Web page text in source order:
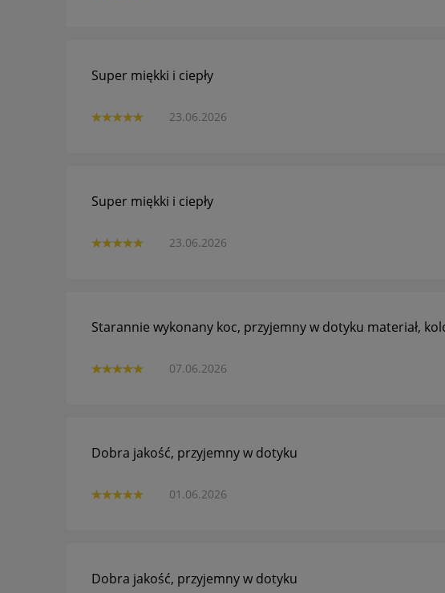
23.06.2026
Super miękki i ciepły
23.06.2026
Super miękki i ciepły
07.06.2026
Starannie wykonany koc, przyjemny w dotyku materiał,
01.06.2026
Dobra jakość, przyjemny w dotyku
Dobra jakość, przyjemny w dotyku